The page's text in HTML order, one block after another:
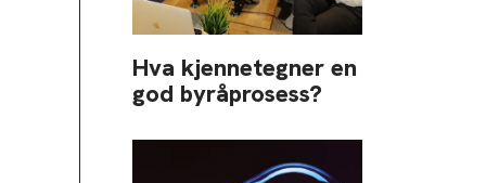
Hva kjennetegner en
god byråprosess?